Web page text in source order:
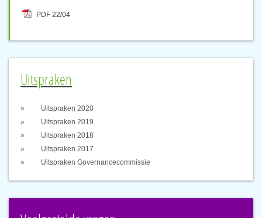
Uitspraken
Uitspraken 2020
Uitspraken 2019
Uitspraken 2018
Uitspraken 2017
Uitspraken Governancecommissie
PDF 22/04